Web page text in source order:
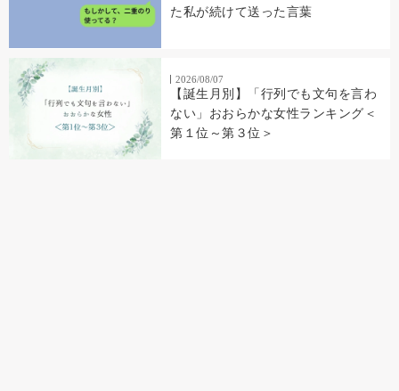
た私が続けて送った言葉
2026/08/07
【誕生月別】「行列でも文句を言わ
ない」おおらかな女性ランキング＜
第１位～第３位＞